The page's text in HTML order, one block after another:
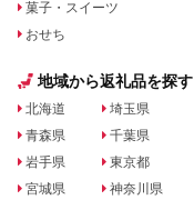
菓子・スイーツ
おせち
地域から返礼品を探す
北海道
青森県
岩手県
宮城県
埼玉県
千葉県
東京都
神奈川県